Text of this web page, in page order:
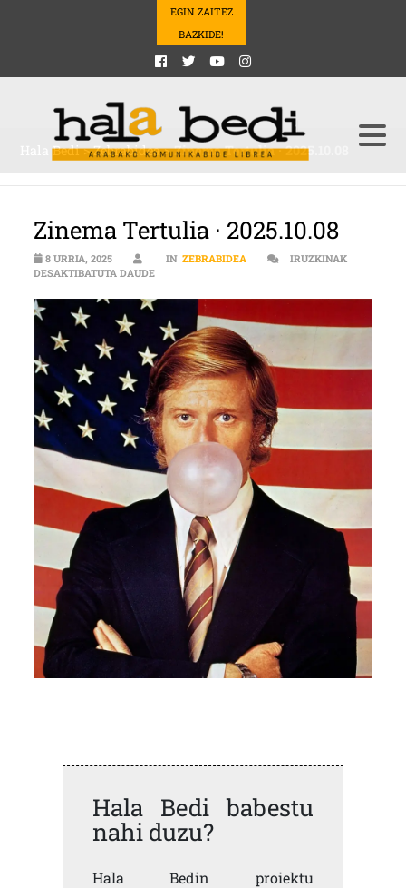
EGIN ZAITEZ
BAZKIDE!
Hala Bedi>Zebrabidea>Zinema Tertulia · 2025.10.08
Zinema Tertulia · 2025.10.08
8 URRIA, 2025 IN ZEBRABIDEA
IRUZKINAK
DESAKTIBATUTA DAUDEZINEMA TERTULIA · 2025.10.08 SARRERAN
Hala Bedi babestu
nahi duzu?
Hala Bedin proiektu